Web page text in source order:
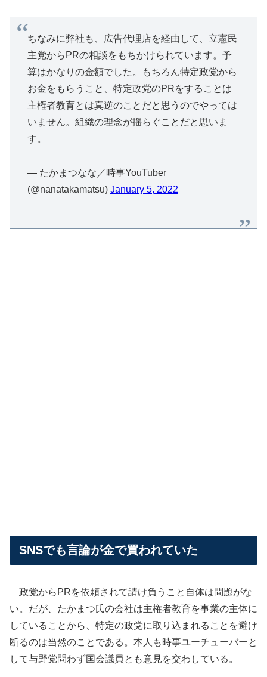
ちなみに弊社も、広告代理店を経由して、立憲民
主党からPRの相談をもちかけられています。予
算はかなりの金額でした。もちろん特定政党から
お金をもらうこと、特定政党のPRをすることは
主権者教育とは真逆のことだと思うのでやっては
いません。組織の理念が揺らぐことだと思いま
す。
— たかまつなな／時事YouTuber
(@nanatakamatsu) January 5, 2022
SNSでも言論が金で買われていた
政党からPRを依頼されて請け負うこと自体は問題がな
い。だが、たかまつ氏の会社は主権者教育を事業の主体に
していることから、特定の政党に取り込まれることを避け
断るのは当然のことである。本人も時事ユーチューバーと
して与野党問わず国会議員とも意見を交わしている。